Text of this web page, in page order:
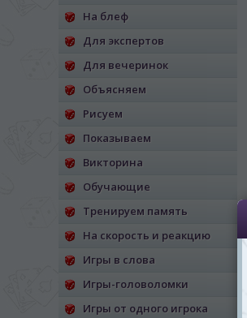
На блеф
Для экспертов
Для вечеринок
Объясняем
Рисуем
Показываем
Викторина
Обучающие
Тренируем память
На скорость и реакцию
Игры в слова
Игры-головоломки
Игры от одного игрока
Если вы
Dacă doriți